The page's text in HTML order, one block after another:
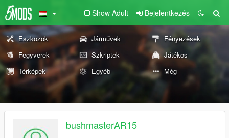
Show Adult Bejelentkezés
Eszközök Járművek
Fényezések
Fegyverek
Szkriptek
Játékos
Térképek
Egyéb Még
bushmasterAR15